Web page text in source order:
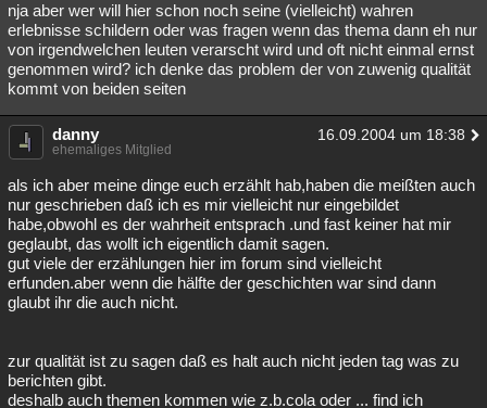
nja aber wer will hier schon noch seine (vielleicht) wahren
erlebnisse schildern oder was fragen wenn das thema dann eh nur
von irgendwelchen leuten verarscht wird und oft nicht einmal ernst
genommen wird? ich denke das problem der von zuwenig qualität
kommt von beiden seiten
danny 16.09.2004 um 18:38
ehemaliges Mitglied
als ich aber meine dinge euch erzählt hab,haben die meißten auch
nur geschrieben daß ich es mir vielleicht nur eingebildet
habe,obwohl es der wahrheit entsprach .und fast keiner hat mir
geglaubt, das wollt ich eigentlich damit sagen.
gut viele der erzählungen hier im forum sind vielleicht
erfunden.aber wenn die hälfte der geschichten war sind dann
glaubt ihr die auch nicht.
zur qualität ist zu sagen daß es halt auch nicht jeden tag was zu
berichten gibt.
deshalb auch themen kommen wie z.b.cola oder ... find ich